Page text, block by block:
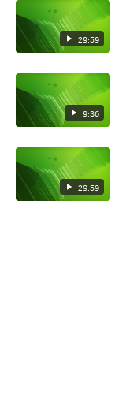
29:59
9:36
29:59